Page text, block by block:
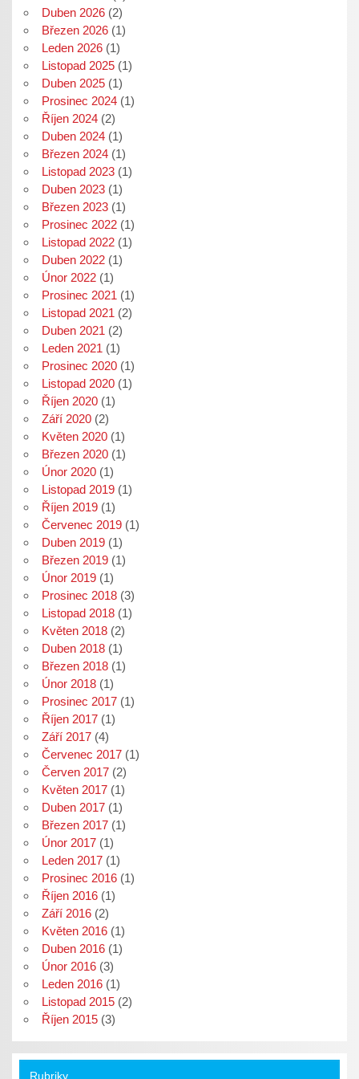
Duben 2026(2)
Březen 2026(1)
Leden 2026(1)
Listopad 2025(1)
Duben 2025(1)
Prosinec 2024(1)
Říjen 2024(2)
Duben 2024(1)
Březen 2024(1)
Listopad 2023(1)
Duben 2023(1)
Březen 2023(1)
Prosinec 2022(1)
Listopad 2022(1)
Duben 2022(1)
Únor 2022(1)
Prosinec 2021(1)
Listopad 2021(2)
Duben 2021(2)
Leden 2021(1)
Prosinec 2020(1)
Listopad 2020(1)
Říjen 2020(1)
Září 2020(2)
Květen 2020(1)
Březen 2020(1)
Únor 2020(1)
Listopad 2019(1)
Říjen 2019(1)
Červenec 2019(1)
Duben 2019(1)
Březen 2019(1)
Únor 2019(1)
Prosinec 2018(3)
Listopad 2018(1)
Květen 2018(2)
Duben 2018(1)
Březen 2018(1)
Únor 2018(1)
Prosinec 2017(1)
Říjen 2017(1)
Září 2017(4)
Červenec 2017(1)
Červen 2017(2)
Květen 2017(1)
Duben 2017(1)
Březen 2017(1)
Únor 2017(1)
Leden 2017(1)
Prosinec 2016(1)
Říjen 2016(1)
Září 2016(2)
Květen 2016(1)
Duben 2016(1)
Únor 2016(3)
Leden 2016(1)
Listopad 2015(2)
Říjen 2015(3)
Rubriky